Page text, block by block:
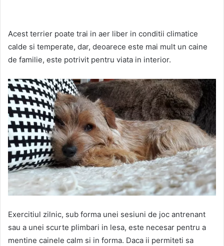
Acest terrier poate trai in aer liber in conditii climatice
calde si temperate, dar, deoarece este mai mult un caine
de familie, este potrivit pentru viata in interior.
Exercitiul zilnic, sub forma unei sesiuni de joc antrenant
sau a unei scurte plimbari in lesa, este necesar pentru a
mentine cainele calm si in forma. Daca ii permiteti sa